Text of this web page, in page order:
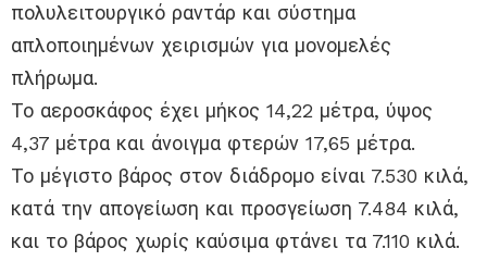
πολυλειτουργικό ραντάρ και σύστημα
απλοποιημένων χειρισμών για μονομελές
πλήρωμα.
Το αεροσκάφος έχει μήκος 14,22 μέτρα, ύψος
4,37 μέτρα και άνοιγμα φτερών 17,65 μέτρα.
Το μέγιστο βάρος στον διάδρομο είναι 7.530 κιλά,
κατά την απογείωση και προσγείωση 7.484 κιλά,
και το βάρος χωρίς καύσιμα φτάνει τα 7.110 κιλά.